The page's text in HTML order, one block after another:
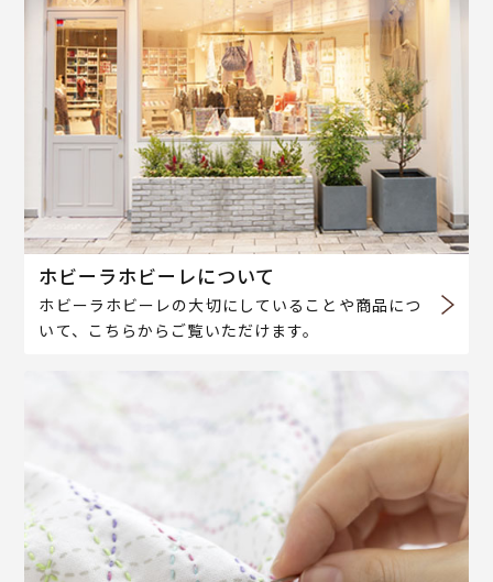
ホビーラホビーレについて
ホビーラホビーレの大切にしていることや商品につ
いて、こちらからご覧いただけます。